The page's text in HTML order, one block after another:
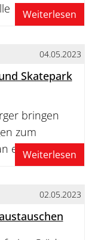
Weiterlesen
04.05.2023
Skatepark
bringen
zum
einWeiterlesen
02.05.2023